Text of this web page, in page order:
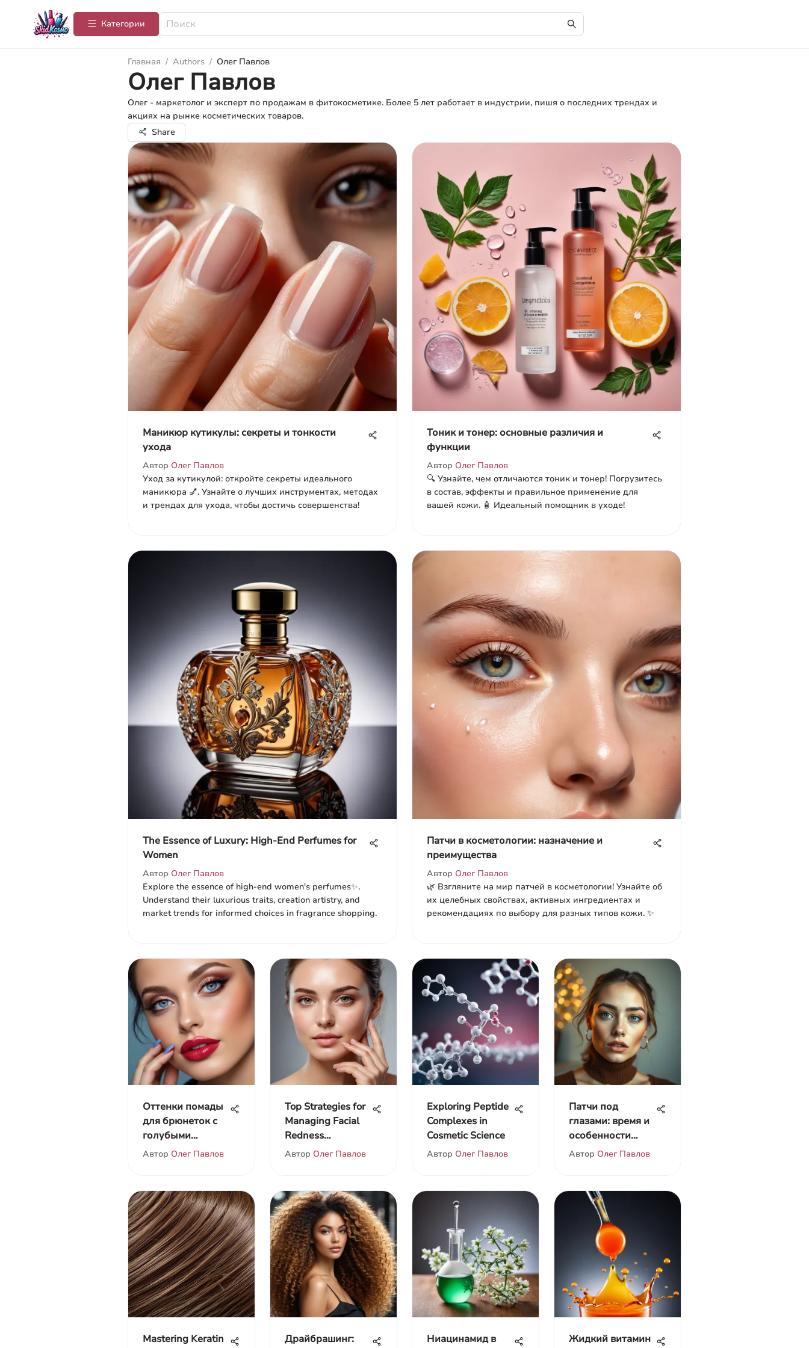
Категории
Главная / Authors / Олег Павлов
Олег Павлов
Олег - маркетолог и эксперт по продажам в фитокосметике. Более 5 лет работает в индустрии, пишя о последних трендах и
акциях на рынке косметических товаров.
Share
Маникюр кутикулы: секреты и тонкости
ухода
Автор Олег Павлов
Уход за кутикулой: откройте секреты идеального
маникюра 💅. Узнайте о лучших инструментах, методах
и трендах для ухода, чтобы достичь совершенства!
Тоник и тонер: основные различия и
функции
Автор Олег Павлов
🔍 Узнайте, чем отличаются тоник и тонер! Погрузитесь
в состав, эффекты и правильное применение для
вашей кожи. 🧴 Идеальный помощник в уходе!
The Essence of Luxury: High-End Perfumes for
Women
Автор Олег Павлов
Explore the essence of high-end women's perfumes✨.
Understand their luxurious traits, creation artistry, and
market trends for informed choices in fragrance shopping.
Патчи в косметологии: назначение и
преимущества
Автор Олег Павлов
🌿 Взгляните на мир патчей в косметологии! Узнайте об
их целебных свойствах, активных ингредиентах и
рекомендациях по выбору для разных типов кожи. ✨
Оттенки помады
для брюнеток с
голубыми
глазами
Автор Олег Павлов
Top Strategies for
Managing Facial
Redness
Effectively
Автор Олег Павлов
Exploring Peptide
Complexes in
Cosmetic Science
Автор Олег Павлов
Патчи под
глазами: время и
особенности
применения
Автор Олег Павлов
Mastering Keratin
Драйбрашинг:
Ниацинамид в
Жидкий витамин